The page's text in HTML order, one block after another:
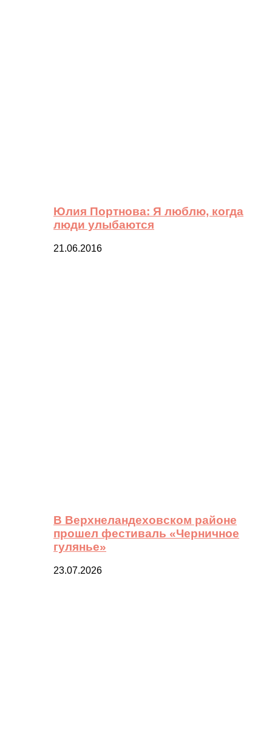
Юлия Портнова: Я люблю, когда
люди улыбаются
21.06.2016
В Верхнеландеховском районе
прошел фестиваль «Черничное
гулянье»
23.07.2026